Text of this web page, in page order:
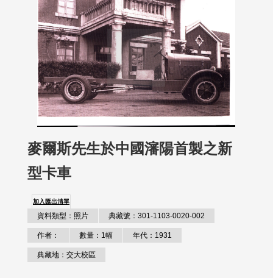
麥爾斯先生於中國瀋陽首製之新
型卡車
加入匯出清單
資料類型：照片 典藏號：301-1103-0020-002
作者： 數量：1幅 年代：1931
典藏地：交大校區